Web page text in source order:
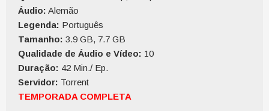
Áudio: Alemão
Legenda: Português
Tamanho: 3.9 GB, 7.7 GB
Qualidade de Áudio e Vídeo: 10
Duração: 42 Min./ Ep.
Servidor: Torrent
TEMPORADA COMPLETA